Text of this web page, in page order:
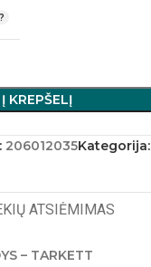
Į KREPŠELĮ
206012035Kategorija:
ATSIĖMIMAS
– TARKETT